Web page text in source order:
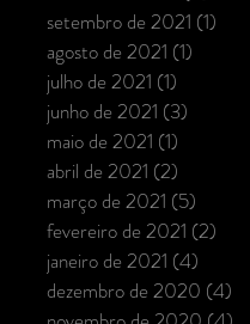
setembro de 2021 (1)
agosto de 2021 (1)
julho de 2021 (1)
junho de 2021 (3)
maio de 2021 (1)
abril de 2021 (2)
março de 2021 (5)
fevereiro de 2021 (2)
janeiro de 2021 (4)
dezembro de 2020 (4)